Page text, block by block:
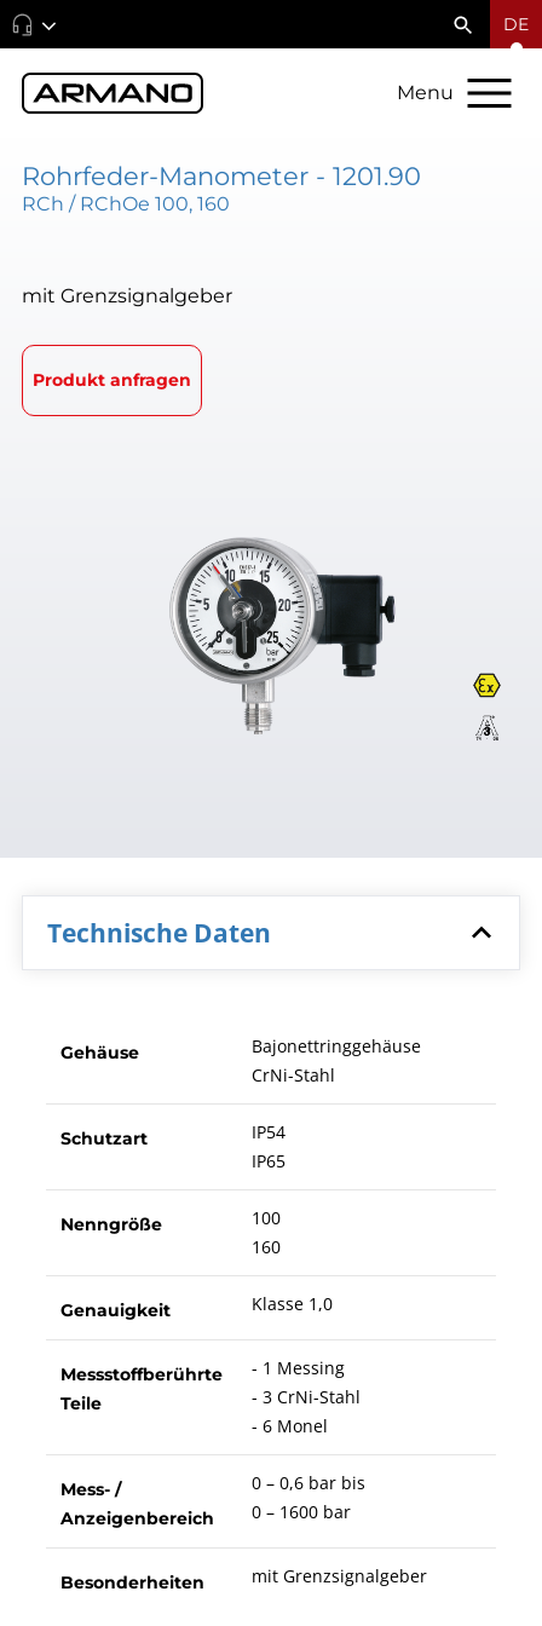
DE
Menu
Rohrfeder-Manometer - 1201.90
RCh / RChOe 100, 160
mit Grenzsignalgeber
Produkt anfragen
Technische Daten
Gehäuse
Bajonettringgehäuse
CrNi-Stahl
Schutzart
IP54
IP65
Nenngröße
100
160
Genauigkeit Klasse 1,0
Messstoffberührte
Teile
- 1 Messing
- 3 CrNi-Stahl
- 6 Monel
Mess- /
Anzeigenbereich
0 – 0,6 bar bis
0 – 1600 bar
Besonderheiten mit Grenzsignalgeber